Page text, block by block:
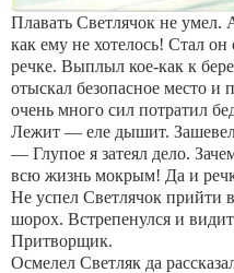
Плавать Светлячок не умел.
как ему не хотелось! Стал он
речке. Выплыл кое-как к
отыскал безопасное место и
очень много сил потратил
Лежит — еле дышит.
— Глупое я затеял дело.
всю жизнь мокрым! Да и
Не успел Светлячок прийти
шорох. Встрепенулся и
Притворщик.
Осмелел Светляк да